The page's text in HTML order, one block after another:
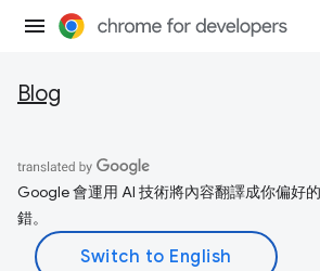
Blog
Google 會運用 AI 技術將內容翻譯成你偏好
錯。